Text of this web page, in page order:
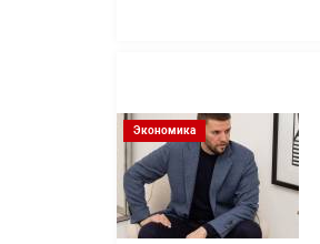
Экономика